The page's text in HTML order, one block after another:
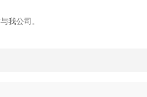
我公司。